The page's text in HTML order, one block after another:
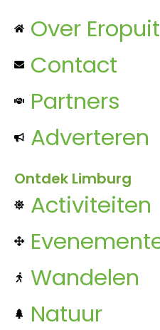
Over
Contact
Partners
Adverteren
Ontdek Limburg
Activiteiten
Wandelen
Natuur